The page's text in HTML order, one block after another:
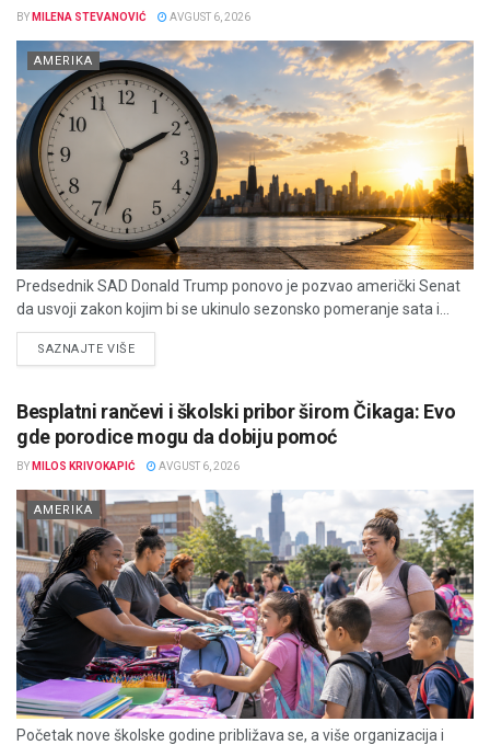
BY MILENA STEVANOVIĆ AVGUST 6, 2026
AMERIKA
Predsednik SAD Donald Trump ponovo je pozvao američki Senat
da usvoji zakon kojim bi se ukinulo sezonsko pomeranje sata i...
SAZNAJTE VIŠEDETAILS
Besplatni rančevi i školski pribor širom Čikaga: Evo
gde porodice mogu da dobiju pomoć
BY MILOS KRIVOKAPIĆ AVGUST 6, 2026
AMERIKA
Početak nove školske godine približava se, a više organizacija i